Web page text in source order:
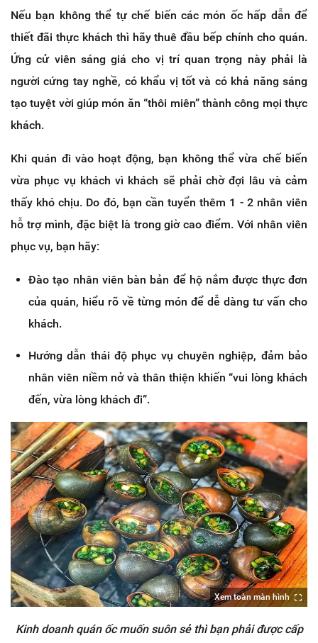
Nếu bạn không thể tự chế biến các món ốc hấp dẫn để
thiết đãi thực khách thì hãy thuê đầu bếp chính cho quán.
Ứng cử viên sáng giá cho vị trí quan trọng này phải là
người cứng tay nghề, có khẩu vị tốt và có khả năng sáng
tạo tuyệt vời giúp món ăn “thôi miên” thành công mọi thực
khách.
Khi quán đi vào hoạt động, bạn không thể vừa chế biến
vừa phục vụ khách vì khách sẽ phải chờ đợi lâu và cảm
thấy khó chịu. Do đó, bạn cần tuyển thêm 1 - 2 nhân viên
hỗ trợ mình, đặc biệt là trong giờ cao điểm. Với nhân viên
phục vụ, bạn hãy:
Đào tạo nhân viên bàn bản để hộ nắm được thực đơn
của quán, hiểu rõ về từng món để dễ dàng tư vấn cho
khách.
Hướng dẫn thái độ phục vụ chuyên nghiệp, đảm bảo
nhân viên niềm nở và thân thiện khiến “vui lòng khách
đến, vừa lòng khách đi”.
Xem toàn màn hình
Kinh doanh quán ốc muốn suôn sẻ thì bạn phải được cấp